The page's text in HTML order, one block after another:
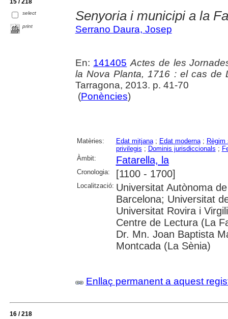
15 / 218
select
print
Senyoria i municipi a la
Serrano Daura, Josep
En: 141405 Actes de les
la Nova Planta, 1716 : el cas de
Tarragona, 2013. p. 41-70
(Ponències)
Matèries: Edat mitjana; Edat moderna; Règim
privilegis ; Dominis jurisdiccionals ;
Àmbit:
Fatarella, la
Cronologia: [1100 - 1700]
Localització: Universitat Autònoma
Barcelona; Universitat
Universitat Rovira i
Centre de Lectura (La
Dr. Mn. Joan Baptista
Montcada (La Sènia)
Enllaç permanent a aquest
16 / 218